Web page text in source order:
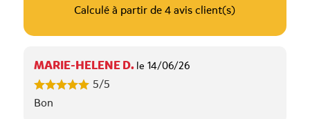
Calculé à partir de 4 avis client(s)
MARIE-HELENE D. le 14/06/26
5/5
Bon